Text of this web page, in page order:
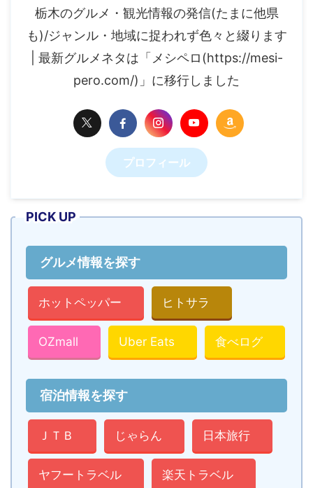
栃木のグルメ・観光情報の発信(たまに他県
も)/ジャンル・地域に捉われず色々と綴ります
| 最新グルメネタは「メシペロ(https://mesi-
pero.com/)」に移行しました
プロフィール
PICK UP
グルメ情報を探す
ホットペッパー ヒトサラ
OZmall Uber Eats 食べログ
宿泊情報を探す
ＪＴＢ じゃらん 日本旅行
ヤフートラベル 楽天トラベル